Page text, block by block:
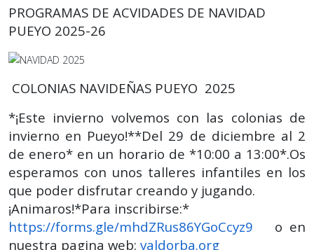
PROGRAMAS DE ACVIDADES DE NAVIDAD
PUEYO 2025-26
COLONIAS NAVIDEÑAS PUEYO 2025
*¡Este invierno volvemos con las colonias de
invierno en Pueyo!**Del 29 de diciembre al 2
de enero* en un horario de *10:00 a 13:00*.Os
esperamos con unos talleres infantiles en los
que poder disfrutar creando y jugando.
¡Animaros!*Para inscribirse:*
https://forms.gle/mhdZRus86YGoCcyz9 o en
nuestra pagina web: valdorba.org